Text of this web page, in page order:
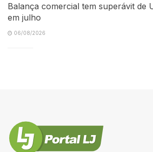
Balança comercial tem superávit de
em julho
06/08/2026